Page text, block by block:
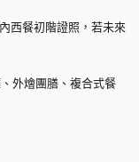
西餐初階證照，若未來
外燴團膳、複合式餐